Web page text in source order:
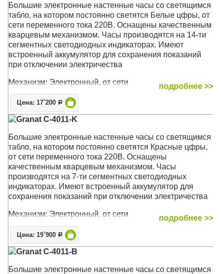
Большие электронные настенные часы со светящимся
табло, на котором постоянно светятся Белые цфры, от
сети переменного тока 220В. Оснащены качественным
кварцевым механизмом. Часы производятся на 14-ти
сегментных светодиодных индикаторах. Имеют
встроенный аккумулятор для сохранения показаний
при отключении электричества
Механизм: Электронный, от сети
Корпус: Пластик
Размер: 51,6 x 18 x 4,2 см
подробнее >>
Цена: 17`200 Р
Granat C-4011-K
Большие электронные настенные часы со светящимся
табло, на котором постоянно светятся Красные цфры,
от сети переменного тока 220В. Оснащены
качественным кварцевым механизмом. Часы
производятся на 7-ти сегментных светодиодных
индикаторах. Имеют встроенный аккумулятор для
сохранения показаний при отключении электричества
Механизм: Электронный, от сети
Размер: 88 x 36 x 4,2 см
подробнее >>
Цена: 19`900 Р
Granat C-4011-B
Большие электронные настенные часы со светящимся